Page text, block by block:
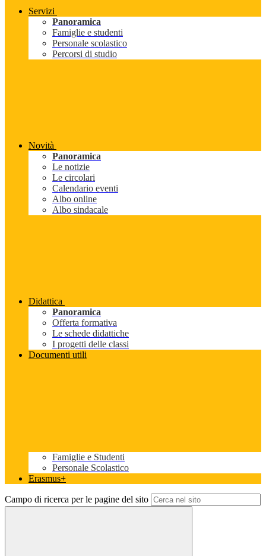
Servizi
Panoramica
Famiglie e studenti
Personale scolastico
Percorsi di studio
Novità
Panoramica
Le notizie
Le circolari
Calendario eventi
Albo online
Albo sindacale
Didattica
Panoramica
Offerta formativa
Le schede didattiche
I progetti delle classi
Documenti utili
Famiglie e Studenti
Personale Scolastico
Erasmus+
Campo di ricerca per le pagine del sito